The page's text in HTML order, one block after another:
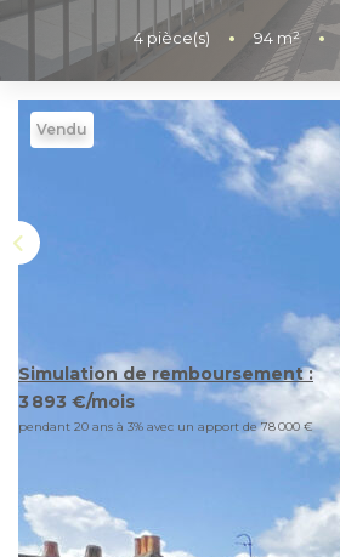
Notre Histoire
Notre Équipe
CONTACT
ES
4pièce(s) • 94 m² •
Vendu
Simulation de remboursement :
3 893 €/mois
pendant 20 ans à 3% avec un apport de 78 000 €
Description